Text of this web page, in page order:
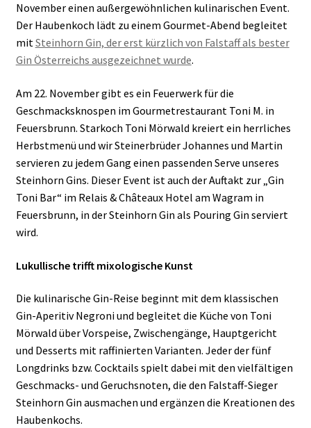
November einen außergewöhnlichen kulinarischen Event.
Der Haubenkoch lädt zu einem Gourmet-Abend begleitet
mitSteinhorn Gin, der erst kürzlich von Falstaff als bester
Gin Österreichs ausgezeichnet wurde.
Am 22. November gibt es ein Feuerwerk für die
Geschmacksknospen im Gourmetrestaurant Toni M. in
Feuersbrunn. Starkoch Toni Mörwald kreiert ein herrliches
Herbstmenü und wir Steinerbrüder Johannes und Martin
servieren zu jedem Gang einen passenden Serve unseres
Steinhorn Gins. Dieser Event ist auch der Auftakt zur „Gin
Toni Bar“ im Relais & Châteaux Hotel am Wagram in
Feuersbrunn, in der Steinhorn Gin als Pouring Gin serviert
wird.
Lukullische trifft mixologische Kunst
Die kulinarische Gin-Reise beginnt mit dem klassischen
Gin-Aperitiv Negroni und begleitet die Küche von Toni
Mörwald über Vorspeise, Zwischengänge, Hauptgericht
und Desserts mit raffinierten Varianten. Jeder der fünf
Longdrinks bzw. Cocktails spielt dabei mit den vielfältigen
Geschmacks- und Geruchsnoten, die den Falstaff-Sieger
Steinhorn Gin ausmachen und ergänzen die Kreationen des
Haubenkochs.